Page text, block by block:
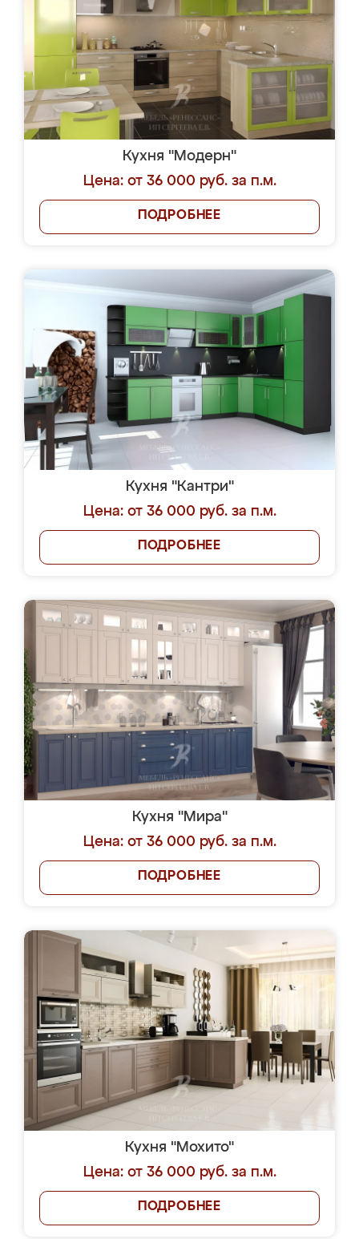
Кухня "Модерн"
Цена: от 36 000 руб. за п.м.
ПОДРОБНЕЕ
Кухня "Кантри"
Цена: от 36 000 руб. за п.м.
ПОДРОБНЕЕ
Кухня "Мира"
Цена: от 36 000 руб. за п.м.
ПОДРОБНЕЕ
Кухня "Мохито"
Цена: от 36 000 руб. за п.м.
ПОДРОБНЕЕ